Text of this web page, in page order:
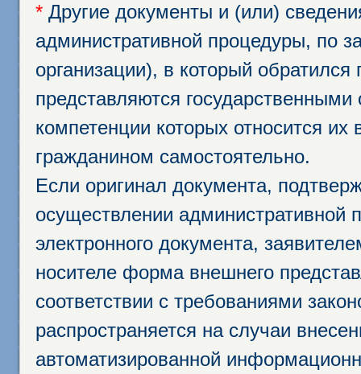
* Другие документы и (или)
административной процедуры, по
организации), в который
представляются
компетенции которых относится
гражданином самостоятельно.
Если оригинал документа,
осуществлении административной
электронного документа,
носителе форма внешнего
соответствии с требованиями
распространяется на случаи
автоматизированной